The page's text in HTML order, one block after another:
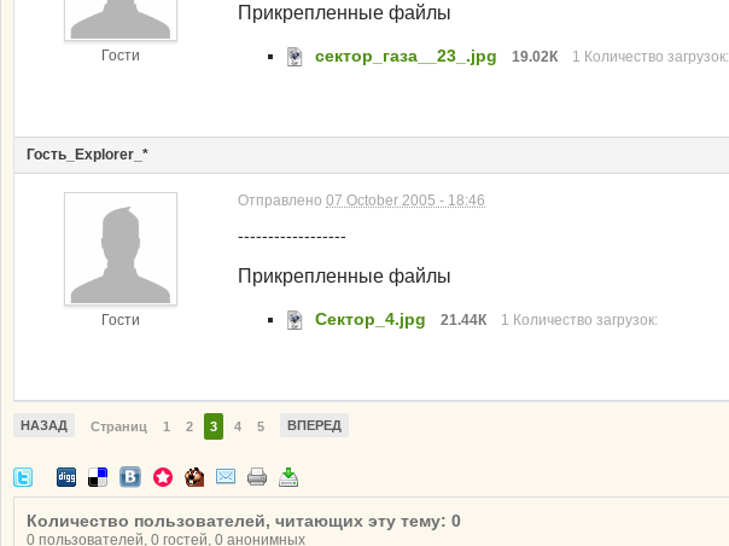
Гости
Прикрепленные файлы
сектор_газа__23_.jpg 19.02К 1 Количество загрузок:
Гость_Explorer_*
Гости
Отправлено 07 October 2005 - 18:46
------------------
Прикрепленные файлы
Сектор_4.jpg 21.44К 1 Количество загрузок:
НАЗАД Страниц 1 2 3 4 5 ВПЕРЕД
Количество пользователей, читающих эту тему: 0
0 пользователей, 0 гостей, 0 анонимных